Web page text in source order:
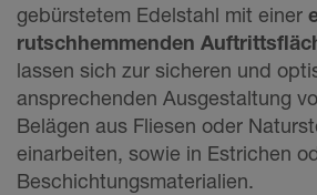
gebürstetem Edelstahl mit einer
rutschhemmenden
lassen sich zur sicheren und
ansprechenden Ausgestaltung
Belägen aus Fliesen oder
einarbeiten, sowie in Estrichen
Beschichtungsmaterialien.